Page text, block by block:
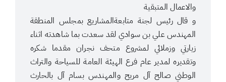
والاعمال المتبقية
و قال رئيس لجنة متابعةالمشاريع بمجلس المنطقة
المهندس علي بن سوادي لقد سعدت بما شاهدته اثناء
زيارتي وزملائي لمشروع متحف نجران مقدما شكره
وتقديره لمدير عام فرع الهيئة العامة للسياحة والتراث
الوطني صالح آل مريح والمهندس بسام آل بالحارث